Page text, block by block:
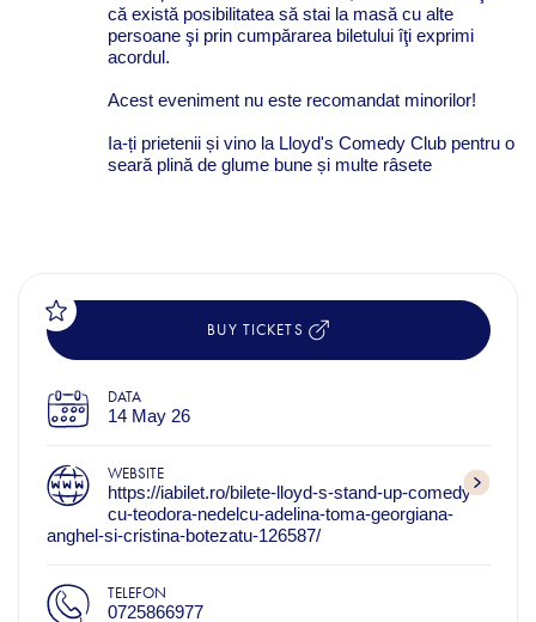
că există posibilitatea să stai la masă cu alte
persoane şi prin cumpărarea biletului îţi exprimi
acordul.
Acest eveniment nu este recomandat minorilor!
Ia-ți prietenii și vino la Lloyd's Comedy Club pentru o
seară plină de glume bune și multe râsete
BUY TICKETS
DATA
14 May 26
WEBSITE
https://iabilet.ro/bilete-lloyd-s-stand-up-comedy-
cu-teodora-nedelcu-adelina-toma-georgiana-
anghel-si-cristina-botezatu-126587/
TELEFON
0725866977